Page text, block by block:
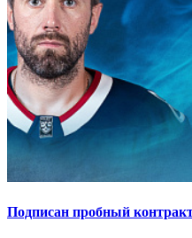
Подписан пробный